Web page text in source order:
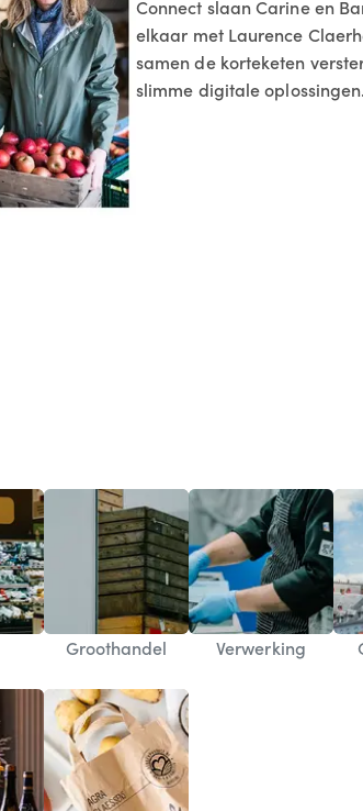
Connect slaan Carine en
elkaar met Laurence
samen de korteketen
slimme digitale oplossingen.
Groothandel Verwerking